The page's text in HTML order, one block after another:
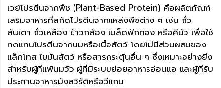
เวย์โปรตีนจากพืช (Plant-Based Protein) คือผลิตภัณฑ์
เสริมอาหารที่สกัดโปรตีนจากแหล่งพืชต่าง ๆ เช่น ถั่ว
ลันเตา ถั่วเหลือง ข้าวกล้อง เมล็ดฟักทอง หรือคีนัว เพื่อใช้
ทดแทนโปรตีนจากนมหรือเนื้อสัตว์ โดยไม่มีส่วนผสมของ
แล็กโทส ไขมันสัตว์ หรือสารกระตุ้นอื่น ๆ ซึ่งเหมาะอย่างยิ่ง
สำหรับผู้ที่แพ้นมวัว ผู้ที่มีระบบย่อยอาหารอ่อนแอ และผู้ที่รับ
ประทานอาหารมังสวิรัติหรือวีแกน